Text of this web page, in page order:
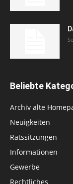
Beliebte
Archiv alte
Neuigkeiten
Ratssitzungen
Informationen
Gewerbe
Rechtliches